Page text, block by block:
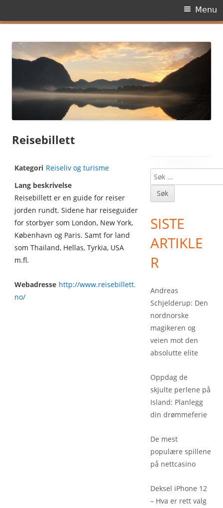
content
Menu
Reisebillett
Kategori Reiseliv og turisme
Lang beskrivelse
Reisebillett er en guide for reiser
jorden rundt. Sidene har reiseguider
for storbyer som London, New York,
København og Paris. Samt for land
som Thailand, Hellas, Tyrkia, USA
m.fl.
Webadresse http://www.reisebillett.
no/
Main
Sidebar
Søk
etter:
SISTE
ARTIKLE
R
Andreas
Schjelderup: Den
nordnorske
magikeren og
veien mot den
absolutte elite
Oppdag de
skjulte perlene på
Island: Planlegg
din drømmeferie
De mest
populære spillene
på nettcasino
Deksel iPhone 12
– Hva er rett valg